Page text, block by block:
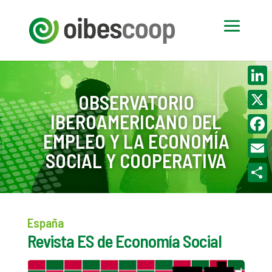
OBSERVATORIO
IBEROAMERICANO DEL
EMPLEO Y LA ECONOMÍA
SOCIAL Y COOPERATIVA
España
Revista ES de Economía Social
X
Email